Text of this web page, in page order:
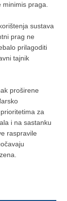
praga.
sustava
prag ne
prilagoditi
tajnik
proširene
za
i na sastanku
raspravile